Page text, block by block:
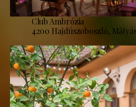
Club Ambrózia
4200 Hajdúszoboszló,